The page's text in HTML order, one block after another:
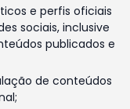
e perfis oficiais
sociais, inclusive
publicados e
de conteúdos